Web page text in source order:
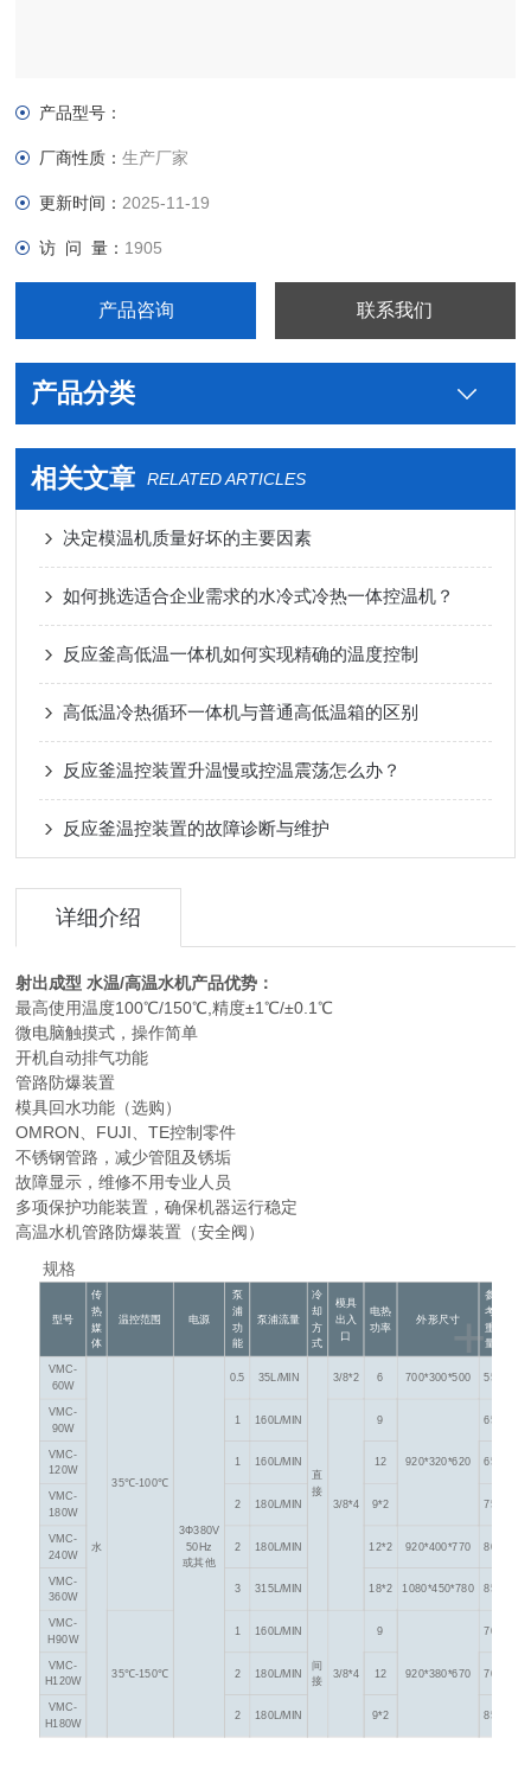
产品型号：
厂商性质：生产厂家
更新时间： 2025-11-19
访 问 量： 1905
产品咨询 联系我们
产品分类
相关文章 RELATED ARTICLES
决定模温机质量好坏的主要因素
如何挑选适合企业需求的水冷式冷热一体控温机？
反应釜高低温一体机如何实现精确的温度控制
高低温冷热循环一体机与普通高低温箱的区别
反应釜温控装置升温慢或控温震荡怎么办？
反应釜温控装置的故障诊断与维护
详细介绍
射出成型 水温/高温水机产品优势：
最高使用温度100℃/150℃,精度±1℃/±0.1℃
微电脑触摸式，操作简单
开机自动排气功能
管路防爆装置
模具回水功能（选购）
OMRON、FUJI、TE控制零件
不锈钢管路，减少管阻及锈垢
故障显示，维修不用专业人员
多项保护功能装置，确保机器运行稳定
高温水机管路防爆装置（安全阀）
规格
+
型号
传
热
媒
体
温控范围 电源
泵
浦
功
能
泵浦流量
冷
却
方
式
模具
出入
口
电热
功率
外形尺寸
参
考
重
量
VMC-
60W
水
35℃-100℃
3Φ380V
50Hz
或其他
0.5 35L/MIN
直
接
3/8*2 6 700*300*500 55
VMC-
90W
1 160L/MIN
3/8*4
9
920*320*620
65
VMC-
120W
1 160L/MIN 12 65
VMC-
180W
2 180L/MIN 9*2 75
VMC-
240W
2 180L/MIN 12*2 920*400*770 80
VMC-
360W
3 315L/MIN 18*2 1080*450*780 85
VMC-
H90W
35℃-150℃
1 160L/MIN
间
接
3/8*4
9
920*380*670
70
VMC-
H120W
2 180L/MIN 12 70
VMC-
H180W
2 180L/MIN 9*2 85